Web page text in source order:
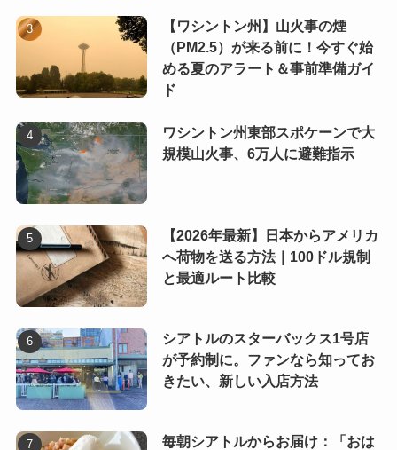
【ワシントン州】山火事の煙
（PM2.5）が来る前に！今すぐ始
める夏のアラート＆事前準備ガイ
ド
ワシントン州東部スポケーンで大
規模山火事、6万人に避難指示
【2026年最新】日本からアメリカ
へ荷物を送る方法｜100ドル規制
と最適ルート比較
シアトルのスターバックス1号店
が予約制に。ファンなら知ってお
きたい、新しい入店方法
毎朝シアトルからお届け：「おは